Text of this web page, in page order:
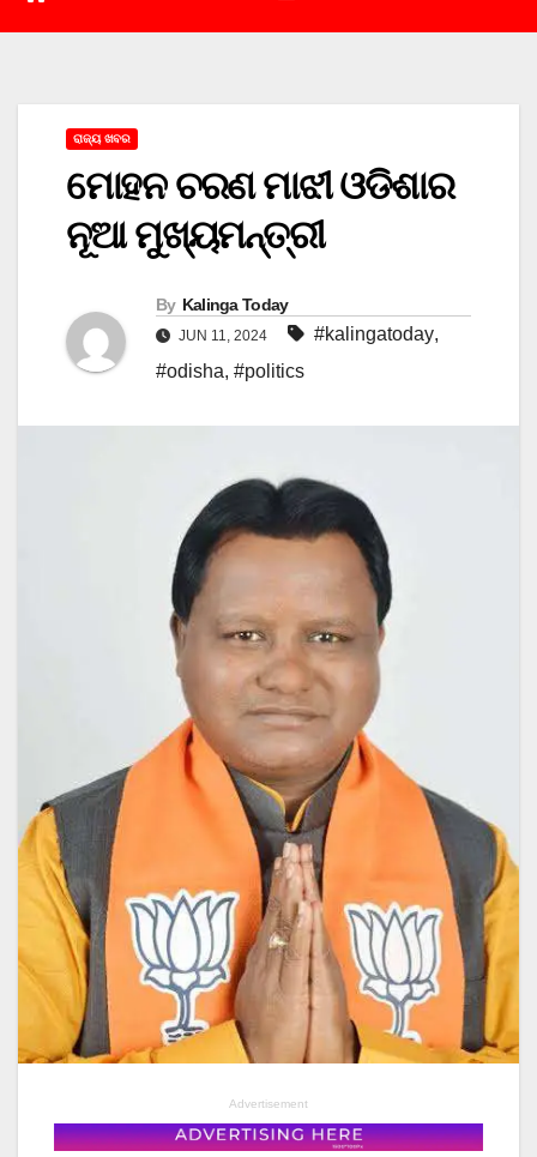
ରାଜ୍ୟ ଖବର
ମୋହନ ଚରଣ ମାଝୀ ଓଡିଶାର
ନୂଆ ମୁଖ୍ୟମନ୍ତ୍ରୀ
By Kalinga Today
JUN 11, 2024 #kalingatoday,
#odisha, #politics
Advertisement